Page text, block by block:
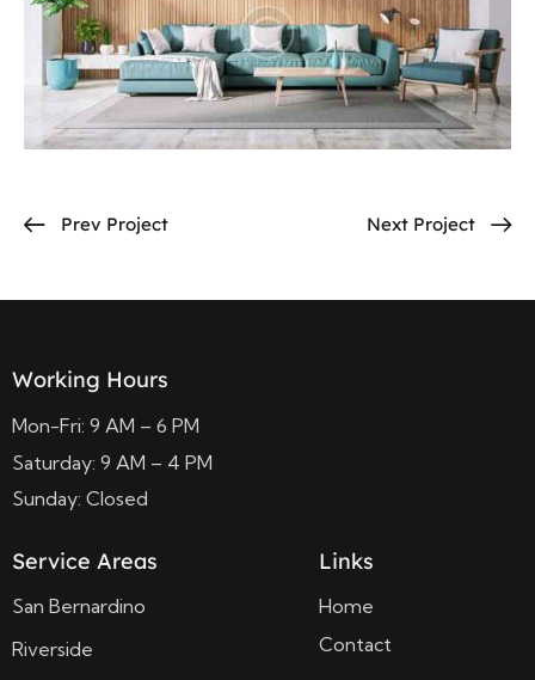
Prev Project Next Project
Working Hours
Mon-Fri: 9 AM – 6 PM
Saturday: 9 AM – 4 PM
Sunday: Closed
Service Areas
San Bernardino
Riverside
Links
Home
Contact